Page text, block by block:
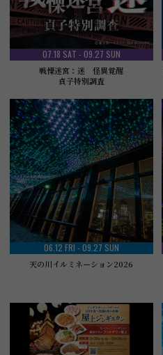
07.18 SAT - 09.27 SUN
戦慄迷宮：迷 怪異覚醒
貞子特別調査
06.12 FRI - 09.27 SUN
天の川イルミネーション2026